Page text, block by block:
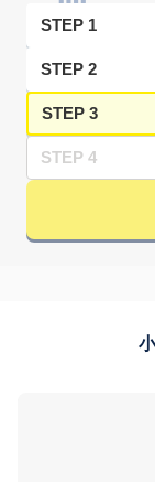
STEP 1
STEP 2
STEP 3
STEP 4